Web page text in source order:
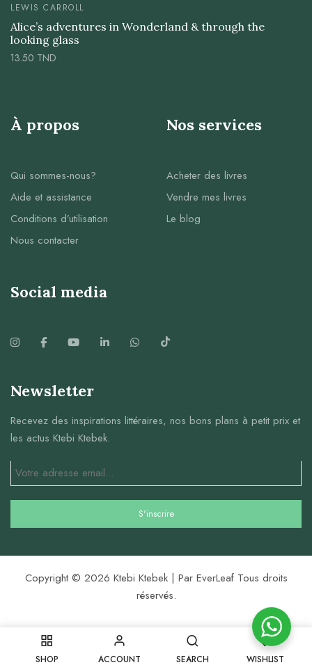
SHOP ACCOUNT SEARCH
0
WISHLIST
LEWIS CARROLL
Alice’s adventures in Wonderland & through the
looking glass
13.50 TND
À propos
Qui sommes-nous?
Aide et assistance
Conditions d’utilisation
Nous contacter
Nos services
Acheter des livres
Vendre mes livres
Le blog
Social media
Newsletter
Recevez des inspirations littéraires, nos bons plans à petit prix et
les actus Ktebi Ktebek.
Copyright © 2026 Ktebi Ktebek | Par EverLeaf Tous droits
réservés.